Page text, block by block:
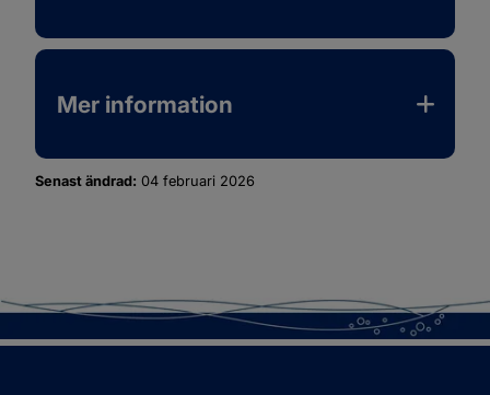
Mer information
Senast ändrad: 04 februari 2026